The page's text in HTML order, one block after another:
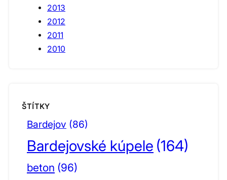
2013
2012
2011
2010
ŠTÍTKY
Bardejov (86)
Bardejovské kúpele (164)
beton (96)